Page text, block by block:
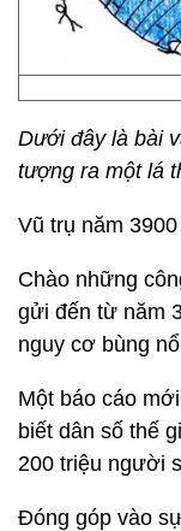
Dưới đây là bài
tượng ra một lá
Vũ trụ năm 3900
Chào những
gửi đến từ năm
nguy cơ bùng
Một báo cáo
biết dân số thế
200 triệu người
Đóng góp vào